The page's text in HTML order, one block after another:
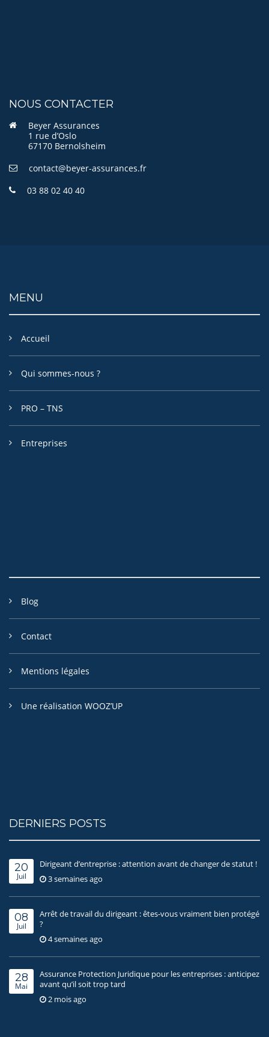
NOUS CONTACTER
Beyer Assurances
1 rue d’Oslo
67170 Bernolsheim
contact@beyer-assurances.fr
03 88 02 40 40
MENU
Accueil
Qui sommes-nous ?
PRO – TNS
Entreprises
Blog
Contact
Mentions légales
Une réalisation WOOZ’UP
DERNIERS POSTS
20
Juil
Dirigeant d’entreprise : attention avant de changer de statut !
3 semaines ago
08
Juil
Arrêt de travail du dirigeant : êtes-vous vraiment bien protégé
?
4 semaines ago
28
Mai
Assurance Protection Juridique pour les entreprises : anticipez
avant qu’il soit trop tard
2 mois ago